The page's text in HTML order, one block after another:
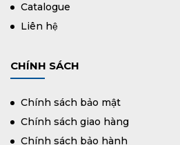
Catalogue
Liên hệ
CHÍNH SÁCH
Chính sách bảo mật
Chính sách giao hàng
Chính sách bảo hành